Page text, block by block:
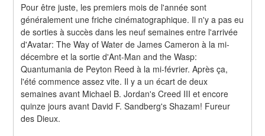
Pour être juste, les premiers mois de l'année sont
généralement une friche cinématographique. Il n'y a pas eu
de sorties à succès dans les neuf semaines entre l'arrivée
d'Avatar: The Way of Water de James Cameron à la mi-
décembre et la sortie d'Ant-Man and the Wasp:
Quantumania de Peyton Reed à la mi-février. Après ça,
l'été commence assez vite. Il y a un écart de deux
semaines avant Michael B. Jordan's Creed III et encore
quinze jours avant David F. Sandberg's Shazam! Fureur
des Dieux.